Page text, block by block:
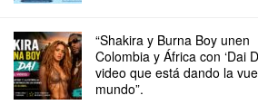
“Shakira y Burna Boy unen
Colombia y África con ‘Dai
video que está dando la
mundo”.